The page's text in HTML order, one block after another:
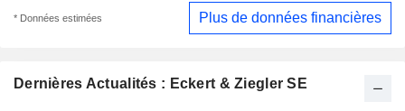
Dernières Actualités : Eckert & Ziegler SE
* Données estimées Plus de données financières